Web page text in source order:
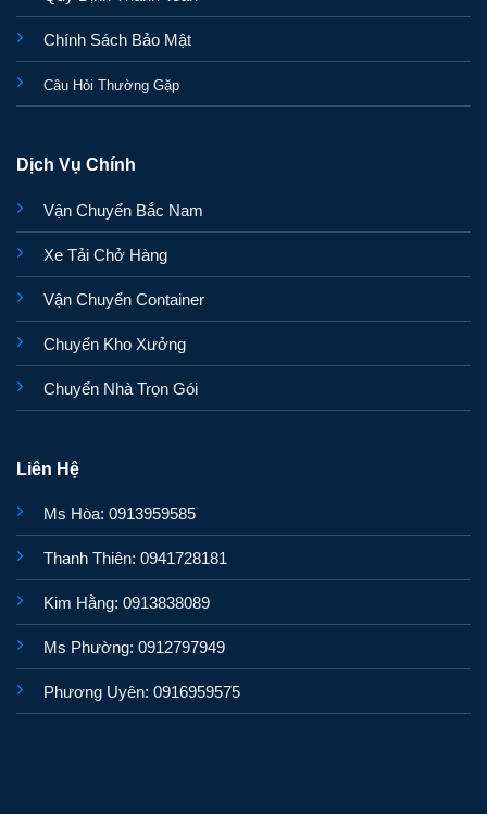
Chính Sách Bảo Mật
Câu Hỏi Thường Gặp
Dịch Vụ Chính
Vận Chuyển Bắc Nam
Xe Tải Chở Hàng
Vận Chuyển Container
Chuyển Kho Xưởng
Chuyển Nhà Trọn Gói
Liên Hệ
Ms Hòa: 0913959585
Thanh Thiên: 0941728181
Kim Hằng: 0913838089
Ms Phường: 0912797949
Phương Uyên: 0916959575